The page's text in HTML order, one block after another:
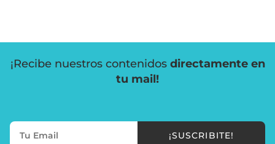
¡Recibe nuestros contenidos directamente en
tu mail!
¡SUSCRIBITE!